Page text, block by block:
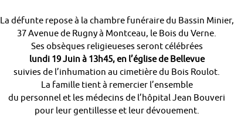
La défunte repose à la chambre funéraire du Bassin Minier,
37 Avenue de Rugny à Montceau, le Bois du Verne.
Ses obsèques religieueses seront célébrées
lundi 19 Juin à 13h45, en l’église de Bellevue
suivies de l’inhumation au cimetière du Bois Roulot.
La famille tient à remercier l’ensemble
du personnel et les médecins de l’hôpital Jean Bouveri
pour leur gentillesse et leur dévouement.